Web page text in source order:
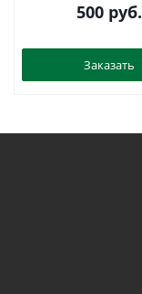
500 руб.
Заказать